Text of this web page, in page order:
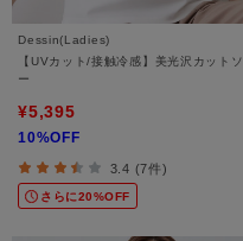
Dessin(Ladies)
【UVカット/接触冷感】美光沢カットソ
ー
¥5,395
10%OFF
3.4 (7件)
さらに20%OFF